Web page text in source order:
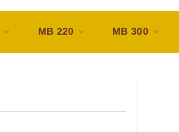
MB 220 MB 300